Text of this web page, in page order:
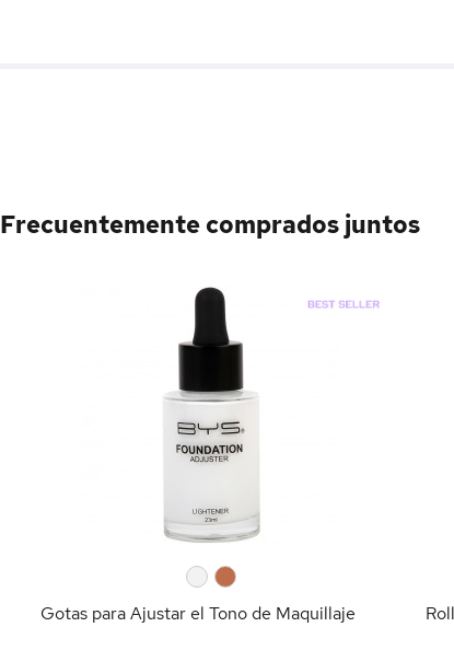
Frecuentemente comprados juntos
Gotas para Ajustar el Tono de Maquillaje